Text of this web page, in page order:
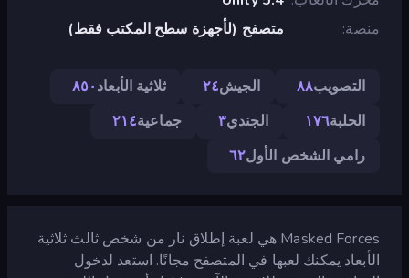
منصة
متصفح (لأجهزة سطح المكتب فقط)
التصويب٨٨ الجيش٢٤ ثلاثية الأبعاد٨٥٠
الحلبة١٧٦ الجندي٣ جماعية٢١٤
رامي الشخص الأول٦٢
Masked Forces هي لعبة إطلاق نار من شخص ثالث ثلاثية
الأبعاد يمكنك لعبها في المتصفح مجانًا. استعد لدخول